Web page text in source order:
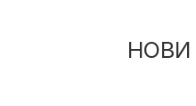
НОВИ